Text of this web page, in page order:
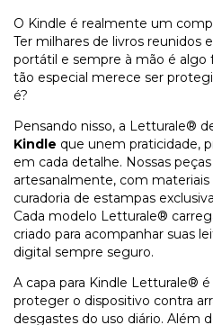
O Kindle é realmente um
Ter milhares de livros reunidos
portátil e sempre à mão é algo
tão especial merece ser
é?
Pensando nisso, a Letturale®
Kindle que unem praticidade,
em cada detalhe. Nossas
artesanalmente, com
curadoria de estampas
Cada modelo Letturale®
criado para acompanhar suas
digital sempre seguro.
A capa para Kindle Letturale®
proteger o dispositivo contra
desgastes do uso diário. Além